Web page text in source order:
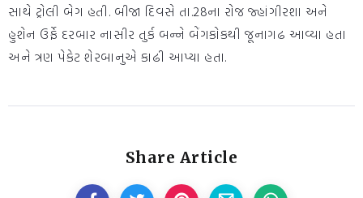
સાથે ટ્રોલી બેગ હતી. બીજા દિવસે તા.28ના રોજ જ્હાંગીરશા અને
હુશેન ઉર્ફે દરબાર નાસીર તુર્ક બન્ને બેંગકોકથી જૂનાગઢ આવ્યા હતા
અને ત્રણ પેકેટ શેરબાનુએ કાઢી આપ્યા હતા.
Share Article